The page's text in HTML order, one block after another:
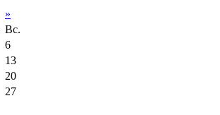
»
Вс.
6
13
20
27